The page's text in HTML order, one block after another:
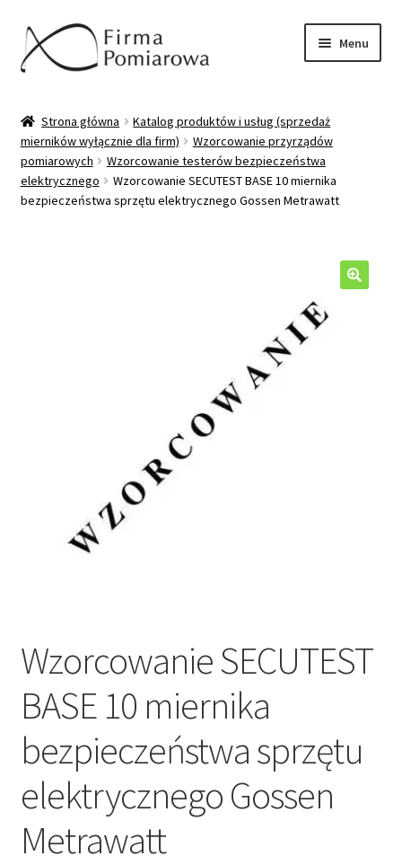
Przejdź
do
nawigacji
Przejdź
do
treści
Menu
Katalog produktów/usług
Wzorcowanie mierników
Strona główna
Katalog produktów i usług (sprzedaż
mierników wyłącznie dla firm)
Wzorcowanie przyrządów
pomiarowych
Wzorcowanie testerów bezpieczeństwa
elektrycznego
Wzorcowanie SECUTEST BASE 10 miernika
bezpieczeństwa sprzętu elektrycznego Gossen Metrawatt
Wzorcowanie SECUTEST
BASE 10 miernika
bezpieczeństwa sprzętu
elektrycznego Gossen
Metrawatt